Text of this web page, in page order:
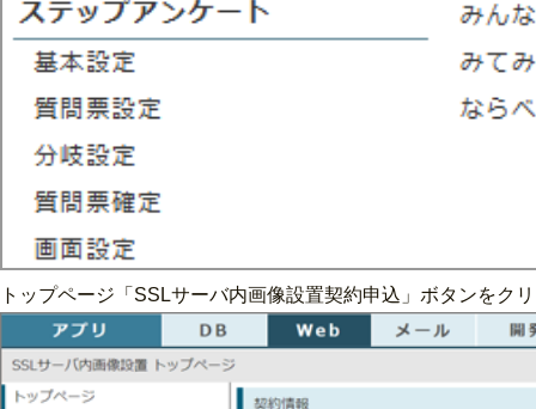
トップページ「SSLサーバ内画像設置契約申込」ボタンをク